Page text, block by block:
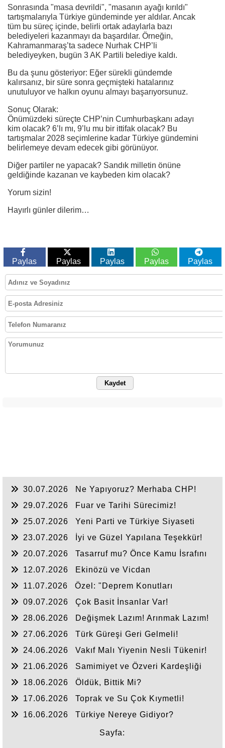
Sonrasında "masa devrildi", "masanın ayağı kırıldı"
tartışmalarıyla Türkiye gündeminde yer aldılar. Ancak
tüm bu süreç içinde, belirli ortak adaylarla bazı
belediyeleri kazanmayı da başardılar. Örneğin,
Kahramanmaraş’ta sadece Nurhak CHP’li
belediyeyken, bugün 3 AK Partili belediye kaldı.
Bu da şunu gösteriyor: Eğer sürekli gündemde
kalırsanız, bir süre sonra geçmişteki hatalarınız
unutuluyor ve halkın oyunu almayı başarıyorsunuz.
Sonuç Olarak:
Önümüzdeki süreçte CHP’nin Cumhurbaşkanı adayı
kim olacak? 6’lı mı, 9’lu mu bir ittifak olacak? Bu
tartışmalar 2028 seçimlerine kadar Türkiye gündemini
belirlemeye devam edecek gibi görünüyor.
Diğer partiler ne yapacak? Sandık milletin önüne
geldiğinde kazanan ve kaybeden kim olacak?
Yorum sizin!
Hayırlı günler dilerim…
Paylas Paylas Paylas Paylas Paylas
Kaydet
30.07.2026
Ne Yapıyoruz? Merhaba CHP!
29.07.2026
Fuar ve Tarihi Sürecimiz!
25.07.2026
Yeni Parti ve Türkiye Siyaseti
23.07.2026
İyi ve Güzel Yapılana Teşekkür!
20.07.2026
Tasarruf mu? Önce Kamu İsrafını
12.07.2026
Ekinözü ve Vicdan
11.07.2026
Özel: "Deprem Konutları
09.07.2026
Çok Basit İnsanlar Var!
28.06.2026
Değişmek Lazım! Arınmak Lazım!
27.06.2026
Türk Güreşi Geri Gelmeli!
24.06.2026
Vakıf Malı Yiyenin Nesli Tükenir!
21.06.2026
Samimiyet ve Özveri Kardeşliği
18.06.2026
Öldük, Bittik Mi?
17.06.2026
Toprak ve Su Çok Kıymetli!
16.06.2026
Türkiye Nereye Gidiyor?
Sayfa: